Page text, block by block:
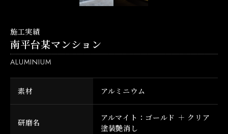
施工実績
南平台某マンション
ALUMINIUM
素材 アルミニウム
研磨名
アルマイト：ゴールド ＋ クリア
塗装艶消し